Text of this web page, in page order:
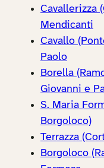
Cavallerizza
Mendicanti
Cavallo
Paolo
Borella
Giovanni e
S. Maria
Borgoloco)
Terrazza
Borgoloco